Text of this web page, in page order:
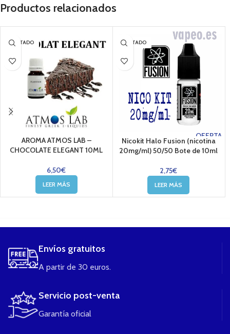
Productos relacionados
AGOTADO
AROMA ATMOS LAB –
CHOCOLATE ELEGANT 10ML
6,50€
LEER MÁS
AGOTADO
OFERTA
Nicokit Halo Fusion (nicotina
20mg/ml) 50/50 Bote de 10ml
2,75€
LEER MÁS
Envíos gratuitos
A partir de 30 euros.
Servicio post-venta
Garantía oficial